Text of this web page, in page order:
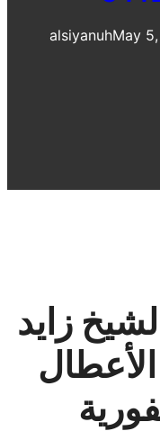
alsiyanuhMay
زايد